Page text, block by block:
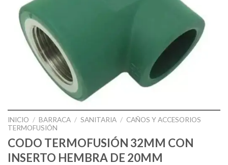
Añadir
a la
lista de
deseos
INICIO / BARRACA / SANITARIA / CAÑOS Y ACCESORIOS
TERMOFUSIÓN
CODO TERMOFUSIÓN 32MM CON
INSERTO HEMBRA DE 20MM